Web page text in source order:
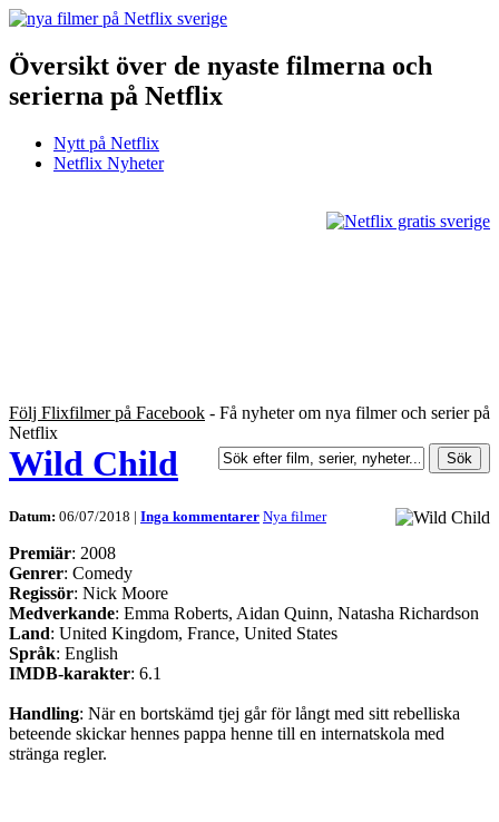
Översikt över de nyaste filmerna och
serierna på Netflix
Nytt på Netflix
Netflix Nyheter
Följ Flixfilmer på Facebook - Få nyheter om nya filmer och serier på
Netflix
Wild Child
Datum: 06/07/2018 | Inga kommentarer Nya filmer
Premiär: 2008
Genrer: Comedy
Regissör: Nick Moore
Medverkande: Emma Roberts, Aidan Quinn, Natasha Richardson
Land: United Kingdom, France, United States
Språk: English
IMDB-karakter: 6.1
Handling: När en bortskämd tjej går för långt med sitt rebelliska
beteende skickar hennes pappa henne till en internatskola med
stränga regler.